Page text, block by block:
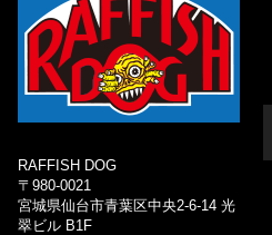
RAFFISH DOG
〒980-0021
宮城県仙台市青葉区中央2-6-14 光
翠ビル B1F